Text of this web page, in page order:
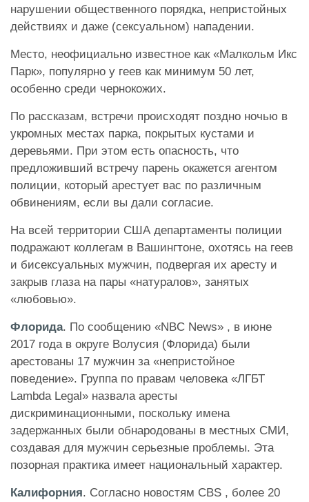
нарушении общественного порядка, непристойных
действиях и даже (сексуальном) нападении.
Место, неофициально известное как «Малкольм Икс
Парк», популярно у геев как минимум 50 лет,
особенно среди чернокожих.
По рассказам, встречи происходят поздно ночью в
укромных местах парка, покрытых кустами и
деревьями. При этом есть опасность, что
предложивший встречу парень окажется агентом
полиции, который арестует вас по различным
обвинениям, если вы дали согласие.
На всей территории США департаменты полиции
подражают коллегам в Вашингтоне, охотясь на геев
и бисексуальных мужчин, подвергая их аресту и
закрыв глаза на пары «натуралов», занятых
«любовью».
Флорида. По сообщению «NBC News» , в июне
2017 года в округе Волусия (Флорида) были
арестованы 17 мужчин за «непристойное
поведение». Группа по правам человека «ЛГБТ
Lambda Legal» назвала аресты
дискриминационными, поскольку имена
задержанных были обнародованы в местных СМИ,
создавая для мужчин серьезные проблемы. Эта
позорная практика имеет национальный характер.
Калифорния. Согласно новостям CBS , более 20